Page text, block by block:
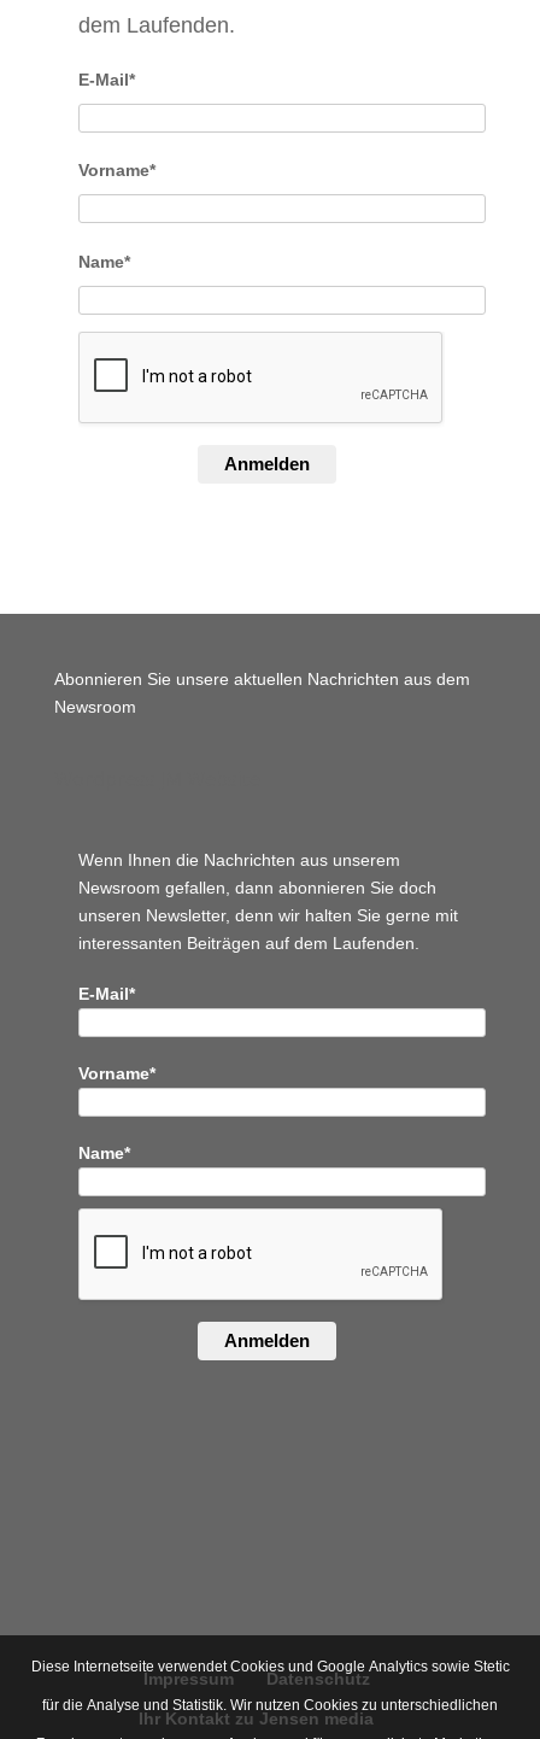
dem Laufenden.
E-Mail*
Vorname*
Name*
Anmelden
Abonnieren Sie unsere aktuellen Nachrichten aus dem
Newsroom
Wenn Ihnen die Nachrichten aus unserem
Newsroom gefallen, dann abonnieren Sie doch
unseren Newsletter, denn wir halten Sie gerne mit
interessanten Beiträgen auf dem Laufenden.
E-Mail*
Vorname*
Name*
Anmelden
Impressum Datenschutz
Ihr Kontakt zu Jensen media
Diese Internetseite verwendet Cookies und Google Analytics sowie Stetic
für die Analyse und Statistik. Wir nutzen Cookies zu unterschiedlichen